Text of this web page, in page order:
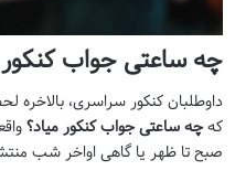
چه ساعتی جواب کنکور
داوطلبان کنکور سراسری،
کهچه ساعتی جواب کنکور میاد؟
صبح تا ظهر یا گاهی اواخر شب